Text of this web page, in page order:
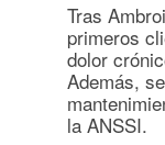
Tras
primeros
dolor
Además,
la ANSSI.